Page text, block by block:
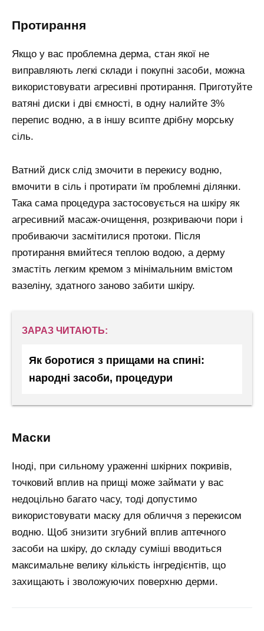
протирання
Якщо у вас проблемна дерма, стан якої не
виправляють легкі склади і покупні засоби, можна
використовувати агресивні протирання. Приготуйте
ватяні диски і дві ємності, в одну налийте 3%
перепис водню, а в іншу всипте дрібну морську
сіль.
Ватний диск слід змочити в перекису водню,
вмочити в сіль і протирати їм проблемні ділянки.
Така сама процедура застосовується на шкіру як
агресивний масаж-очищення, розкриваючи пори і
пробиваючи засмітилися протоки. Після
протирання вмийтеся теплою водою, а дерму
змастіть легким кремом з мінімальним вмістом
вазеліну, здатного заново забити шкіру.
ЗАРАЗ ЧИТАЮТЬ:
Як боротися з прищами на спині:
народні засоби, процедури
маски
Іноді, при сильному ураженні шкірних покривів,
точковий вплив на прищі може займати у вас
недоцільно багато часу, тоді допустимо
використовувати маску для обличчя з перекисом
водню. Щоб знизити згубний вплив аптечного
засоби на шкіру, до складу суміші вводиться
максимальне велику кількість інгредієнтів, що
захищають і зволожуючих поверхню дерми.